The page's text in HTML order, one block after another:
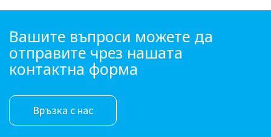
Вашите въпроси можете да
отправите чрез нашата
контактна форма
Връзка с нас